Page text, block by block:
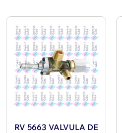
RV 5663 VALVULA DE